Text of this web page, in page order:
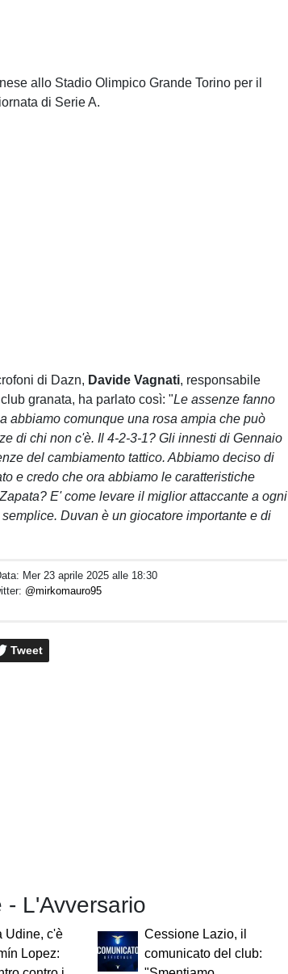
allo Stadio Olimpico Grande Torino per il
di Serie A.
di Dazn, Davide Vagnati, responsabile
granata, ha parlato così: "Le assenze fanno
abbiamo comunque una rosa ampia che può
di chi non c'è. Il 4-2-3-1? Gli innesti di Gennaio
del cambiamento tattico. Abbiamo deciso di
e credo che ora abbiamo le caratteristiche
E' come levare il miglior attaccante a ogni
Duvan è un giocatore importante e di
Mer 23 aprile 2025 alle 18:30
@mirkomauro95
Tweet
- L'Avversario
Udine, c'è
Lopez:
Cessione Lazio, il
comunicato del club: